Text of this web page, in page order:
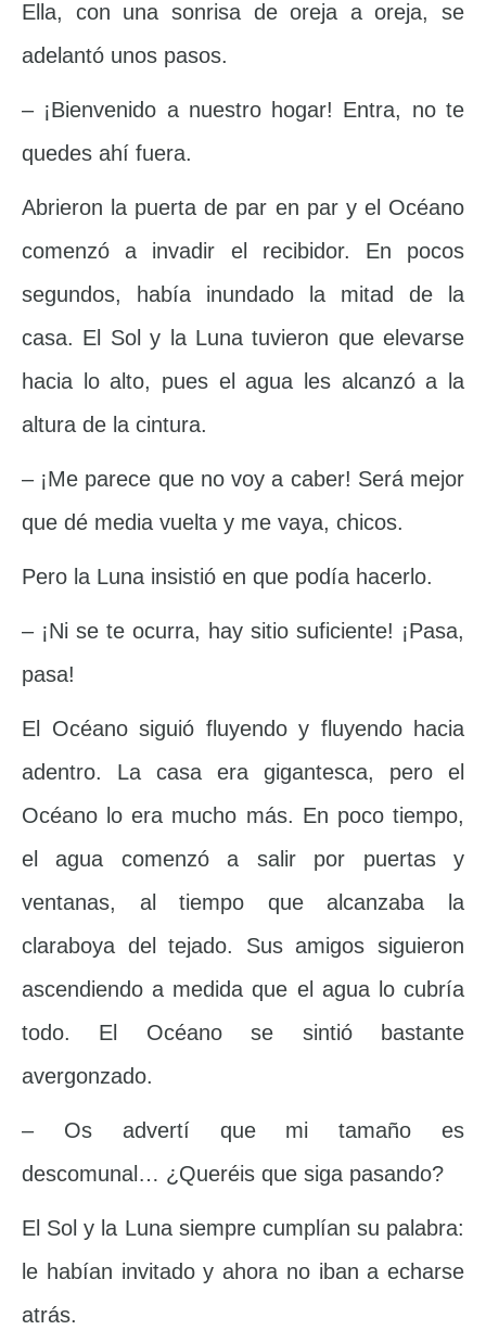
Ella, con una sonrisa de oreja a oreja, se
adelantó unos pasos.
– ¡Bienvenido a nuestro hogar! Entra, no te
quedes ahí fuera.
Abrieron la puerta de par en par y el Océano
comenzó a invadir el recibidor. En pocos
segundos, había inundado la mitad de la
casa. El Sol y la Luna tuvieron que elevarse
hacia lo alto, pues el agua les alcanzó a la
altura de la cintura.
– ¡Me parece que no voy a caber! Será mejor
que dé media vuelta y me vaya, chicos.
Pero la Luna insistió en que podía hacerlo.
– ¡Ni se te ocurra, hay sitio suficiente! ¡Pasa,
pasa!
El Océano siguió fluyendo y fluyendo hacia
adentro. La casa era gigantesca, pero el
Océano lo era mucho más. En poco tiempo,
el agua comenzó a salir por puertas y
ventanas, al tiempo que alcanzaba la
claraboya del tejado. Sus amigos siguieron
ascendiendo a medida que el agua lo cubría
todo. El Océano se sintió bastante
avergonzado.
– Os advertí que mi tamaño es
descomunal… ¿Queréis que siga pasando?
El Sol y la Luna siempre cumplían su palabra:
le habían invitado y ahora no iban a echarse
atrás.